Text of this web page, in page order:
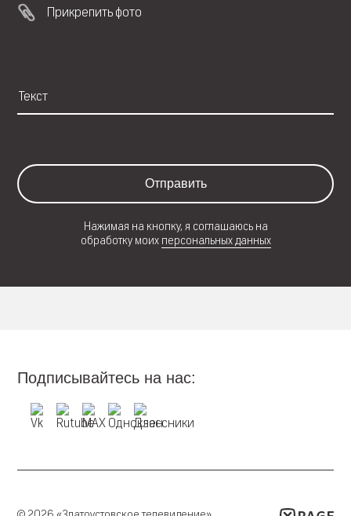
Прикрепить фото
Отправить
Нажимая на кнопку, я соглашаюсь на
обработку моих персональных данных
Подписывайтесь на нас: